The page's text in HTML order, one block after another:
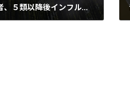
コロナによる死者、５類以降後インフルの15倍